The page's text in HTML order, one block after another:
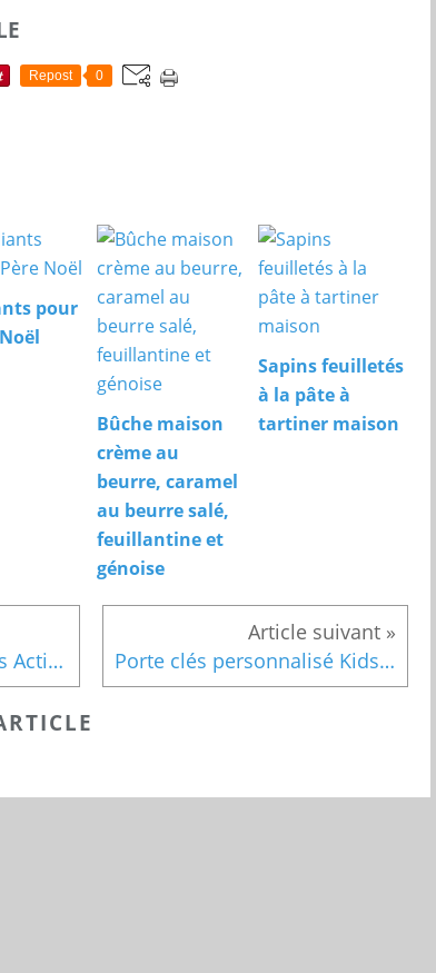
Repost 0
pour
Bûche maison
crème au
beurre, caramel
au beurre salé,
feuillantine et
génoise
Sapins feuilletés
à la pâte à
tartiner maison
Les poissons plongeurs Action Porte clés personnalisé Kids and Créa